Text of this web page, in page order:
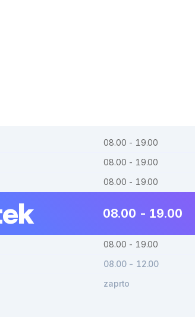
08.00 - 19.00
08.00 - 19.00
08.00 - 19.00
08.00 - 19.00
08.00 - 19.00
08.00 - 12.00
zaprto